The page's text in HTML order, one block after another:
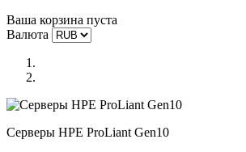
Ваша корзина пуста
Валюта
Серверы HPE ProLiant Gen10